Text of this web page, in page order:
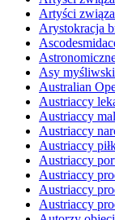
Artyści
Arystokracja
Asy
Australian
Austriaccy
Austriaccy
Austriaccy
Austriaccy
Austriaccy
Austriaccy
Austriaccy
Austriaccy